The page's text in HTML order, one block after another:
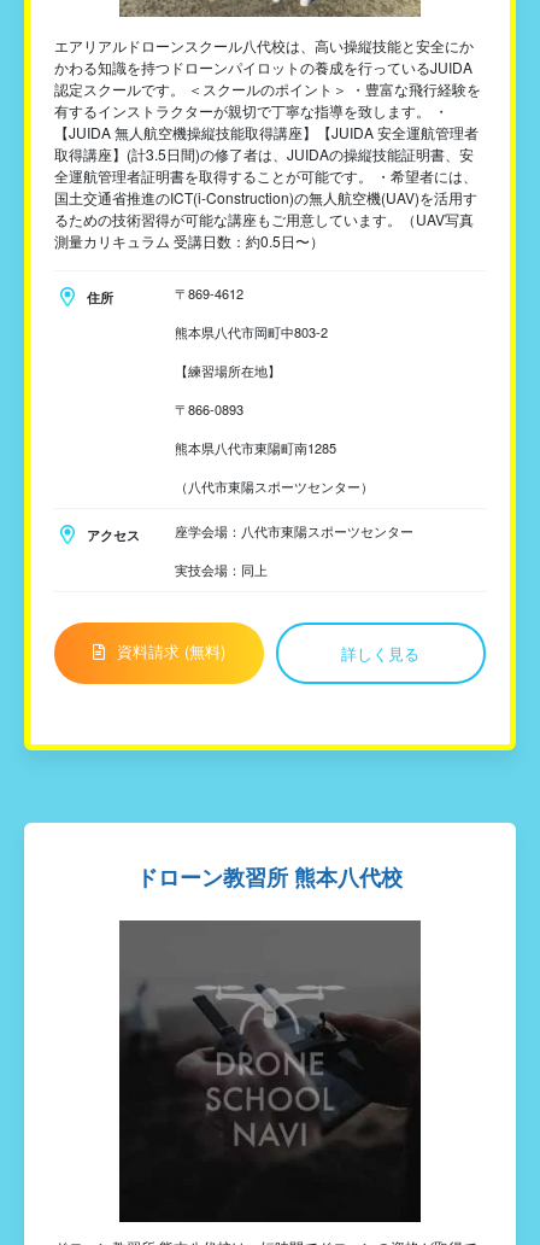
エアリアルドローンスクール八代校は、高い操縦技能と安全にか
かわる知識を持つドローンパイロットの養成を行っているJUIDA
認定スクールです。 ＜スクールのポイント＞ ・豊富な飛行経験を
有するインストラクターが親切で丁寧な指導を致します。 ・
【JUIDA 無人航空機操縦技能取得講座】【JUIDA 安全運航管理者
取得講座】(計3.5日間)の修了者は、JUIDAの操縦技能証明書、安
全運航管理者証明書を取得することが可能です。 ・希望者には、
国土交通省推進のICT(i-Construction)の無人航空機(UAV)を活用す
るための技術習得が可能な講座もご用意しています。（UAV写真
測量カリキュラム 受講日数：約0.5日〜）
住所
〒869-4612
熊本県八代市岡町中803-2
【練習場所在地】
〒866-0893
熊本県八代市東陽町南1285
（八代市東陽スポーツセンター）
アクセス
座学会場：八代市東陽スポーツセンター
実技会場：同上
資料請求 (無料) 詳しく見る
ドローン教習所 熊本八代校